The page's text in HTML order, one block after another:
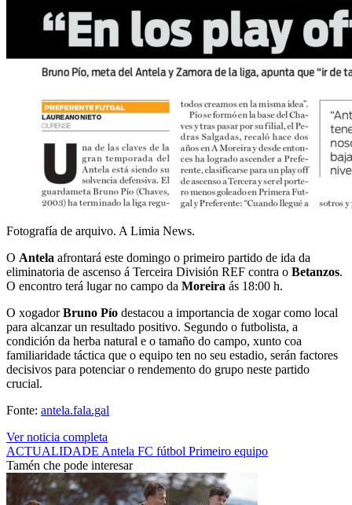
Fotografía de arquivo. A Limia News.
O Antela afrontará este domingo o primeiro partido de ida da
eliminatoria de ascenso á Terceira División REF contra o Betanzos.
O encontro terá lugar no campo da Moreira ás 18:00 h.
O xogadorBruno Pío destacou a importancia de xogar como local
para alcanzar un resultado positivo. Segundo o futbolista, a
condición da herba natural e o tamaño do campo, xunto coa
familiaridade táctica que o equipo ten no seu estadio, serán factores
decisivos para potenciar o rendemento do grupo neste partido
crucial.
Fonte: antela.fala.gal
Ver noticia completa
ACTUALIDADE Antela FC fútbol Primeiro equipo
Tamén che pode interesar